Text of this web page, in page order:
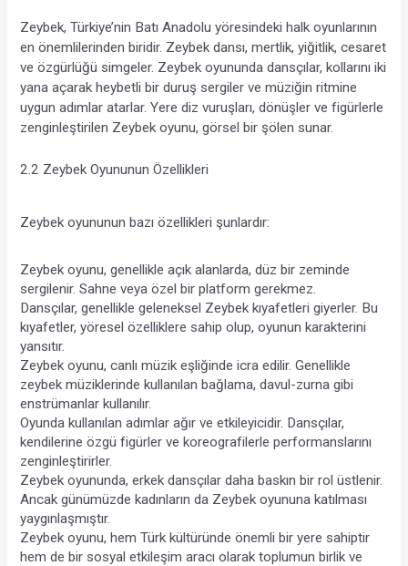
Zeybek, Türkiye’nin Batı Anadolu yöresindeki halk oyunlarının
en önemlilerinden biridir. Zeybek dansı, mertlik, yiğitlik, cesaret
ve özgürlüğü simgeler. Zeybek oyununda dansçılar, kollarını iki
yana açarak heybetli bir duruş sergiler ve müziğin ritmine
uygun adımlar atarlar. Yere diz vuruşları, dönüşler ve figürlerle
zenginleştirilen Zeybek oyunu, görsel bir şölen sunar.
2.2 Zeybek Oyununun Özellikleri
Zeybek oyununun bazı özellikleri şunlardır:
Zeybek oyunu, genellikle açık alanlarda, düz bir zeminde
sergilenir. Sahne veya özel bir platform gerekmez.
Dansçılar, genellikle geleneksel Zeybek kıyafetleri giyerler. Bu
kıyafetler, yöresel özelliklere sahip olup, oyunun karakterini
yansıtır.
Zeybek oyunu, canlı müzik eşliğinde icra edilir. Genellikle
zeybek müziklerinde kullanılan bağlama, davul-zurna gibi
enstrümanlar kullanılır.
Oyunda kullanılan adımlar ağır ve etkileyicidir. Dansçılar,
kendilerine özgü figürler ve koreografilerle performanslarını
zenginleştirirler.
Zeybek oyununda, erkek dansçılar daha baskın bir rol üstlenir.
Ancak günümüzde kadınların da Zeybek oyununa katılması
yaygınlaşmıştır.
Zeybek oyunu, hem Türk kültüründe önemli bir yere sahiptir
hem de bir sosyal etkileşim aracı olarak toplumun birlik ve